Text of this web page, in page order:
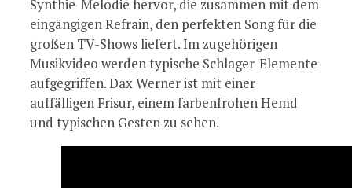
Synthie-Melodie hervor, die zusammen mit dem
eingängigen Refrain, den perfekten Song für die
großen TV-Shows liefert. Im zugehörigen
Musikvideo werden typische Schlager-Elemente
aufgegriffen. Dax Werner ist mit einer
auffälligen Frisur, einem farbenfrohen Hemd
und typischen Gesten zu sehen.